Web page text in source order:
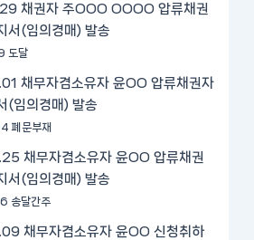
채권자 주OOO OOOO 압류채권
서(임의경매) 발송
도달
채무자겸소유자 윤OO 압류채권자
(임의경매) 발송
폐문부재
채무자겸소유자 윤OO 압류채권
서(임의경매) 발송
송달간주
채무자겸소유자 윤OO 신청취하